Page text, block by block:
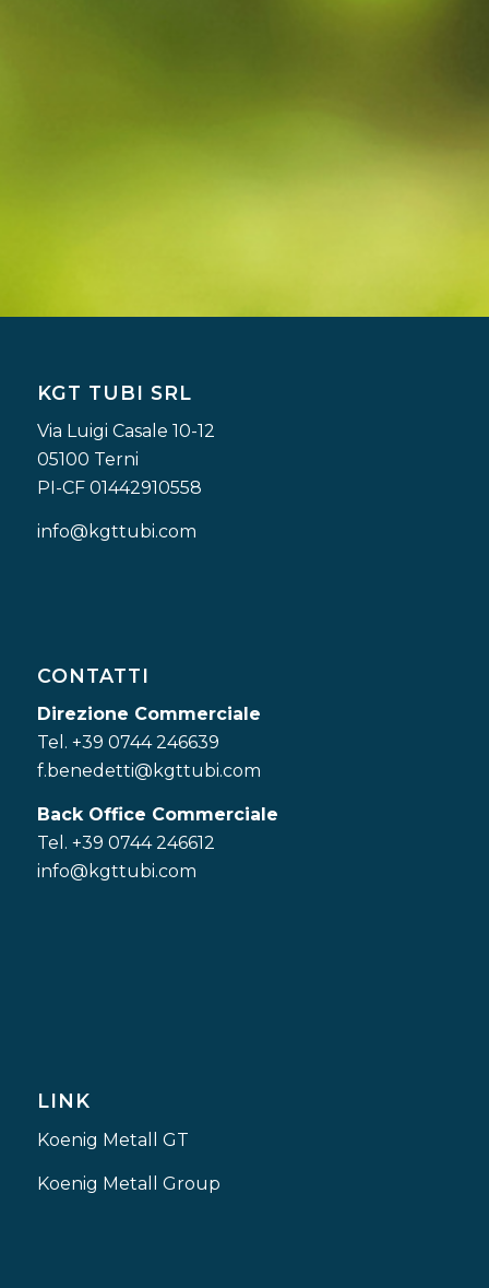
KGT TUBI SRL
Via Luigi Casale 10-12
05100 Terni
PI-CF 01442910558
info@kgttubi.com
CONTATTI
Direzione Commerciale
Tel. +39 0744 246639
f.benedetti@kgttubi.com
Back Office Commerciale
Tel. +39 0744 246612
info@kgttubi.com
LINK
Koenig Metall GT
Koenig Metall Group